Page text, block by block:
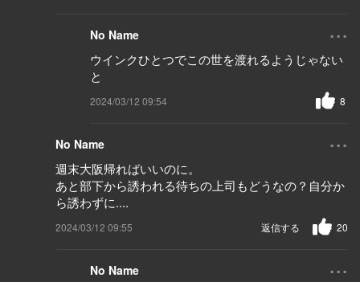
No Name ...
ウインクひとつでこの世を渡れるようじゃない
と
2024/03/12 09:54 8
No Name ...
週末大阪帰ればいいのに。
あと部下から誘われる待ちの上司もどうなの？自分か
ら誘わずに....
2024/03/12 09:55 20
返信する
No Name ...